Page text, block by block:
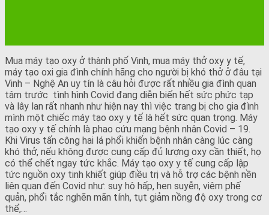
Mua máy tạo oxy ở thành phố Vinh, mua máy thở oxy y tế,
máy tạo oxi gia đình chính hãng cho người bị khó thở ở đâu tại
Vinh – Nghệ An uy tín là câu hỏi được rất nhiều gia đình quan
tâm trước tình hình Covid đang diễn biến hết sức phức tạp
và lây lan rất nhanh như hiện nay thì việc trang bị cho gia đình
mình một chiếc máy tạo oxy y tế là hết sức quan trọng. Máy
tạo oxy y tế chính là phao cứu mạng bệnh nhân Covid – 19.
Khi Virus tấn công hai lá phổi khiến bệnh nhân càng lúc càng
khó thở, nếu không được cung cấp đủ lượng oxy cần thiết, họ
có thể chết ngay tức khắc. Máy tạo oxy y tế cung cấp lập
tức nguồn oxy tinh khiết giúp điều trị và hỗ trợ các bệnh nền
liên quan đến Covid như: suy hô hấp, hen suyễn, viêm phế
quản, phổi tắc nghẽn mãn tính, tụt giảm nồng độ oxy trong cơ
thể,…